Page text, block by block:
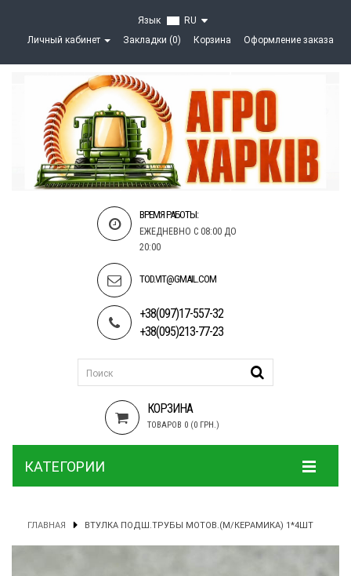
Язык
RU
Личный кабинет
Закладки (0) Корзина Оформление заказа
ВРЕМЯ РАБОТЫ:
ЕЖЕДНЕВНО С 08:00 ДО
20:00
TOD.VIT@GMAIL.COM
+38(097)17-557-32
+38(095)213-77-23
КОРЗИНА
ТОВАРОВ 0 (0 ГРН.)
КАТЕГОРИИ
ГЛАВНАЯ ВТУЛКА ПОДШ.ТРУБЫ МОТОВ.(М/КЕРАМИКА) 1*4ШТ